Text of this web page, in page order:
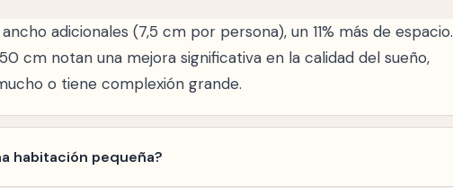
adicionales (7,5 cm por persona), un 11% más de espacio.
cm notan una mejora significativa en la calidad del sueño,
o tiene complexión grande.
habitación pequeña?